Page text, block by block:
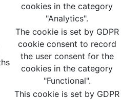
cookies in the category
"Analytics".
The cookie is set by GDPR
cookie consent to record
the user consent for the
cookies in the category
"Functional".
This cookie is set by GDPR